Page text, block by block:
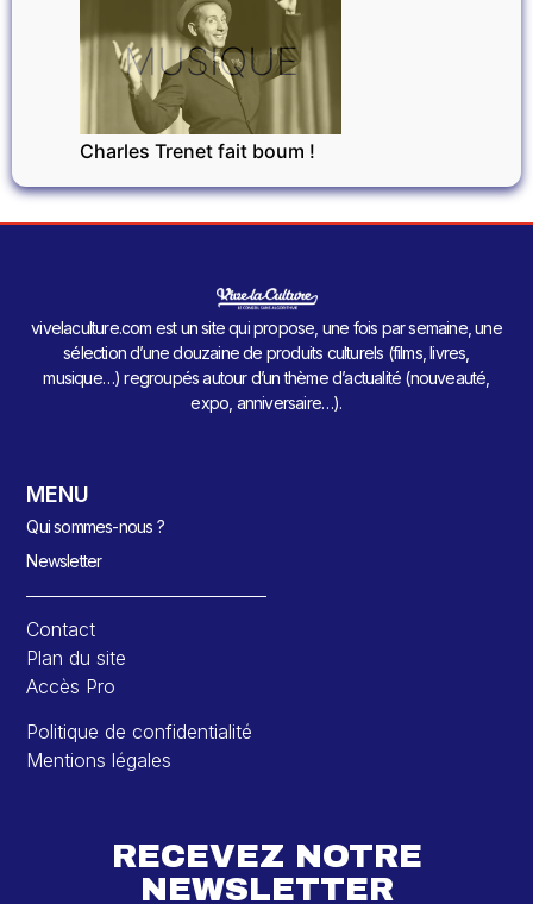
MUSIQUE
Charles Trenet fait boum !
vivelaculture.com est un site qui propose, une fois par semaine, une
sélection d’une douzaine de produits culturels (films, livres,
musique…) regroupés autour d’un thème d’actualité (nouveauté,
expo, anniversaire…).
MENU
Qui sommes-nous ?
Newsletter
Contact
Plan du site
Accès Pro
Politique de confidentialité
Mentions légales
RECEVEZ NOTRE
NEWSLETTER